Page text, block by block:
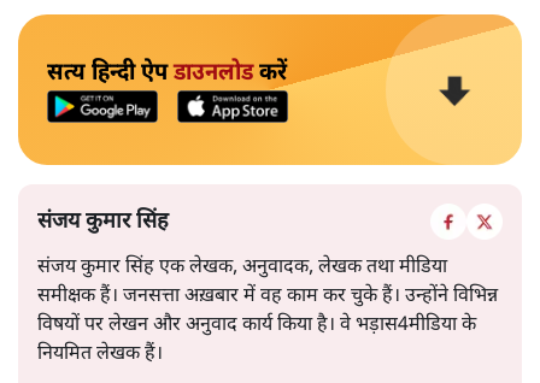
सत्य हिन्दी ऐपडाउनलोडकरें
संजय कुमार सिंह
संजय कुमार सिंह एक लेखक, अनुवादक, लेखक तथा मीडिया
समीक्षक हैं। जनसत्ता अख़बार में वह काम कर चुके हैं। उन्होंने विभिन्न
विषयों पर लेखन और अनुवाद कार्य किया है। वे भड़ास4मीडिया के
नियमित लेखक हैं।